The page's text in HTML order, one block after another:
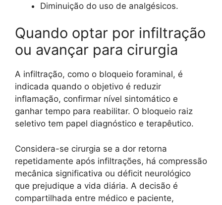
Diminuição do uso de analgésicos.
Quando optar por infiltração
ou avançar para cirurgia
A infiltração, como o bloqueio foraminal, é
indicada quando o objetivo é reduzir
inflamação, confirmar nível sintomático e
ganhar tempo para reabilitar. O bloqueio raiz
seletivo tem papel diagnóstico e terapêutico.
Considera-se cirurgia se a dor retorna
repetidamente após infiltrações, há compressão
mecânica significativa ou déficit neurológico
que prejudique a vida diária. A decisão é
compartilhada entre médico e paciente,